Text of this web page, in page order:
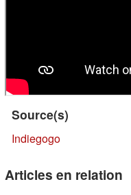
Source(s)
Indiegogo
Articles en relation